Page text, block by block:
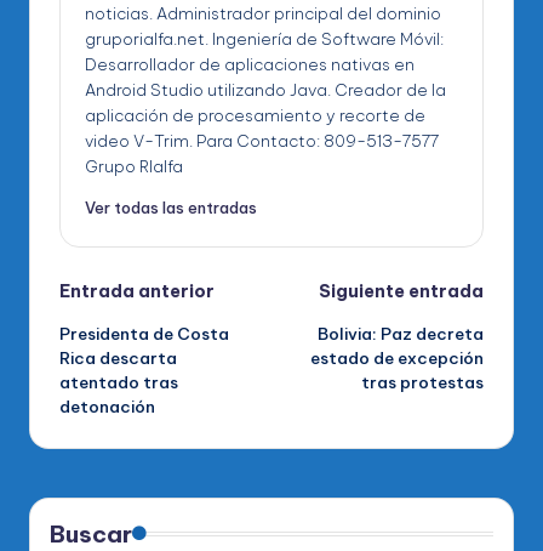
noticias. Administrador principal del dominio
gruporialfa.net. Ingeniería de Software Móvil:
Desarrollador de aplicaciones nativas en
Android Studio utilizando Java. Creador de la
aplicación de procesamiento y recorte de
video V-Trim. Para Contacto: 809-513-7577
Grupo RIalfa
Ver todas las entradas
Navegación
de
entradas
Entrada anterior
Presidenta de Costa
Rica descarta
atentado tras
detonación
Siguiente entrada
Bolivia: Paz decreta
estado de excepción
tras protestas
Buscar